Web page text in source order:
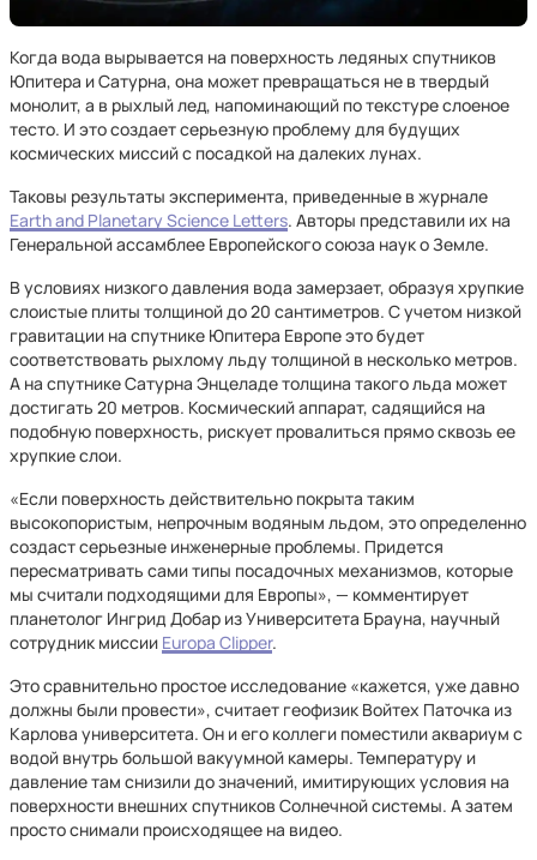
Когда вода вырывается на поверхность ледяных спутников
Юпитера и Сатурна, она может превращаться не в твердый
монолит, а в рыхлый лед, напоминающий по текстуре слоеное
тесто. И это создает серьезную проблему для будущих
космических миссий с посадкой на далеких лунах.
Таковы результаты эксперимента, приведенные в журнале
Earth and Planetary Science Letters. Авторы представили их на
Генеральной ассамблее Европейского союза наук о Земле.
В условиях низкого давления вода замерзает, образуя хрупкие
слоистые плиты толщиной до 20 сантиметров. С учетом низкой
гравитации на спутнике Юпитера Европе это будет
соответствовать рыхлому льду толщиной в несколько метров.
А на спутнике Сатурна Энцеладе толщина такого льда может
достигать 20 метров. Космический аппарат, садящийся на
подобную поверхность, рискует провалиться прямо сквозь ее
хрупкие слои.
«Если поверхность действительно покрыта таким
высокопористым, непрочным водяным льдом, это определенно
создаст серьезные инженерные проблемы. Придется
пересматривать сами типы посадочных механизмов, которые
мы считали подходящими для Европы», — комментирует
планетолог Ингрид Добар из Университета Брауна, научный
сотрудник миссии Europa Clipper.
Это сравнительно простое исследование «кажется, уже давно
должны были провести», считает геофизик Войтех Паточка из
Карлова университета. Он и его коллеги поместили аквариум с
водой внутрь большой вакуумной камеры. Температуру и
давление там снизили до значений, имитирующих условия на
поверхности внешних спутников Солнечной системы. А затем
просто снимали происходящее на видео.